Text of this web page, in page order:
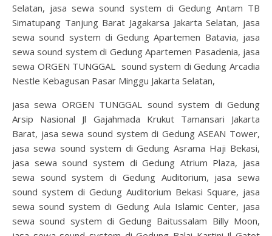
Selatan, jasa sewa sound system di Gedung Antam TB
Simatupang Tanjung Barat Jagakarsa Jakarta Selatan, jasa
sewa sound system di Gedung Apartemen Batavia, jasa
sewa sound system di Gedung Apartemen Pasadenia, jasa
sewa ORGEN TUNGGAL sound system di Gedung Arcadia
Nestle Kebagusan Pasar Minggu Jakarta Selatan,
jasa sewa ORGEN TUNGGAL sound system di Gedung
Arsip Nasional Jl Gajahmada Krukut Tamansari Jakarta
Barat, jasa sewa sound system di Gedung ASEAN Tower,
jasa sewa sound system di Gedung Asrama Haji Bekasi,
jasa sewa sound system di Gedung Atrium Plaza, jasa
sewa sound system di Gedung Auditorium, jasa sewa
sound system di Gedung Auditorium Bekasi Square, jasa
sewa sound system di Gedung Aula Islamic Center, jasa
sewa sound system di Gedung Baitussalam Billy Moon,